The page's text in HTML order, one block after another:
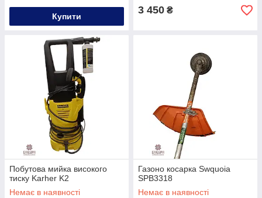
Купити
3 450 ₴
Побутова мийка високого
тиску Karher K2
Немає в наявності
Газоно косарка Swquoia
SPB3318
Немає в наявності